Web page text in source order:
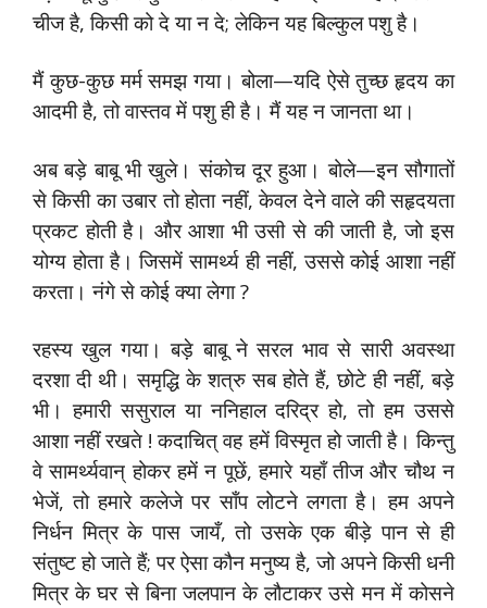
चीज है, किसी को दे या न दे; लेकिन यह बिल्कुल पशु है।
मैं कुछ-कुछ मर्म समझ गया। बोला—यदि ऐसे तुच्छ हृदय का
आदमी है, तो वास्तव में पशु ही है। मैं यह न जानता था।
अब बड़े बाबू भी खुले। संकोच दूर हुआ। बोले—इन सौगातों
से किसी का उबार तो होता नहीं, केवल देने वाले की सहृदयता
प्रकट होती है। और आशा भी उसी से की जाती है, जो इस
योग्य होता है। जिसमें सामर्थ्य ही नहीं, उससे कोई आशा नहीं
करता। नंगे से कोई क्या लेगा ?
रहस्य खुल गया। बड़े बाबू ने सरल भाव से सारी अवस्था
दरशा दी थी। समृद्धि के शत्रु सब होते हैं, छोटे ही नहीं, बड़े
भी। हमारी ससुराल या ननिहाल दरिद्र हो, तो हम उससे
आशा नहीं रखते ! कदाचित् वह हमें विस्मृत हो जाती है। किन्तु
वे सामर्थ्यवान् होकर हमें न पूछें, हमारे यहाँ तीज और चौथ न
भेजें, तो हमारे कलेजे पर साँप लोटने लगता है। हम अपने
निर्धन मित्र के पास जायँ, तो उसके एक बीड़े पान से ही
संतुष्ट हो जाते हैं; पर ऐसा कौन मनुष्य है, जो अपने किसी धनी
मित्र के घर से बिना जलपान के लौटाकर उसे मन में कोसने